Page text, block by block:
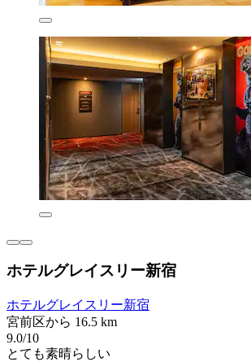
ホテルグレイスリー新宿
ホテルグレイスリー新宿
宮前区から 16.5 km
9.0/10
とても素晴らしい